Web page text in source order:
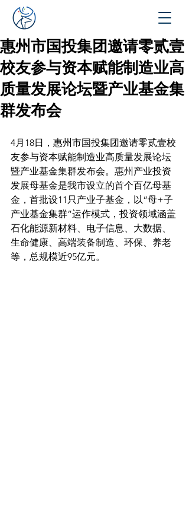
惠州市国投集团邀请零贰壹
校友参与资本赋能制造业高
质量发展论坛暨产业基金集
群发布会
4月18日，惠州市国投集团邀请零贰壹校
友参与资本赋能制造业高质量发展论坛
暨产业基金集群发布会。惠州产业投资
发展母基金是我市设立的首个百亿母基
金，首批设11只产业子基金，以“母+子
产业基金集群”运作模式，投资领域涵盖
石化能源新材料、电子信息、大数据、
生命健康、高端装备制造、环保、养老
等，总规模近95亿元。